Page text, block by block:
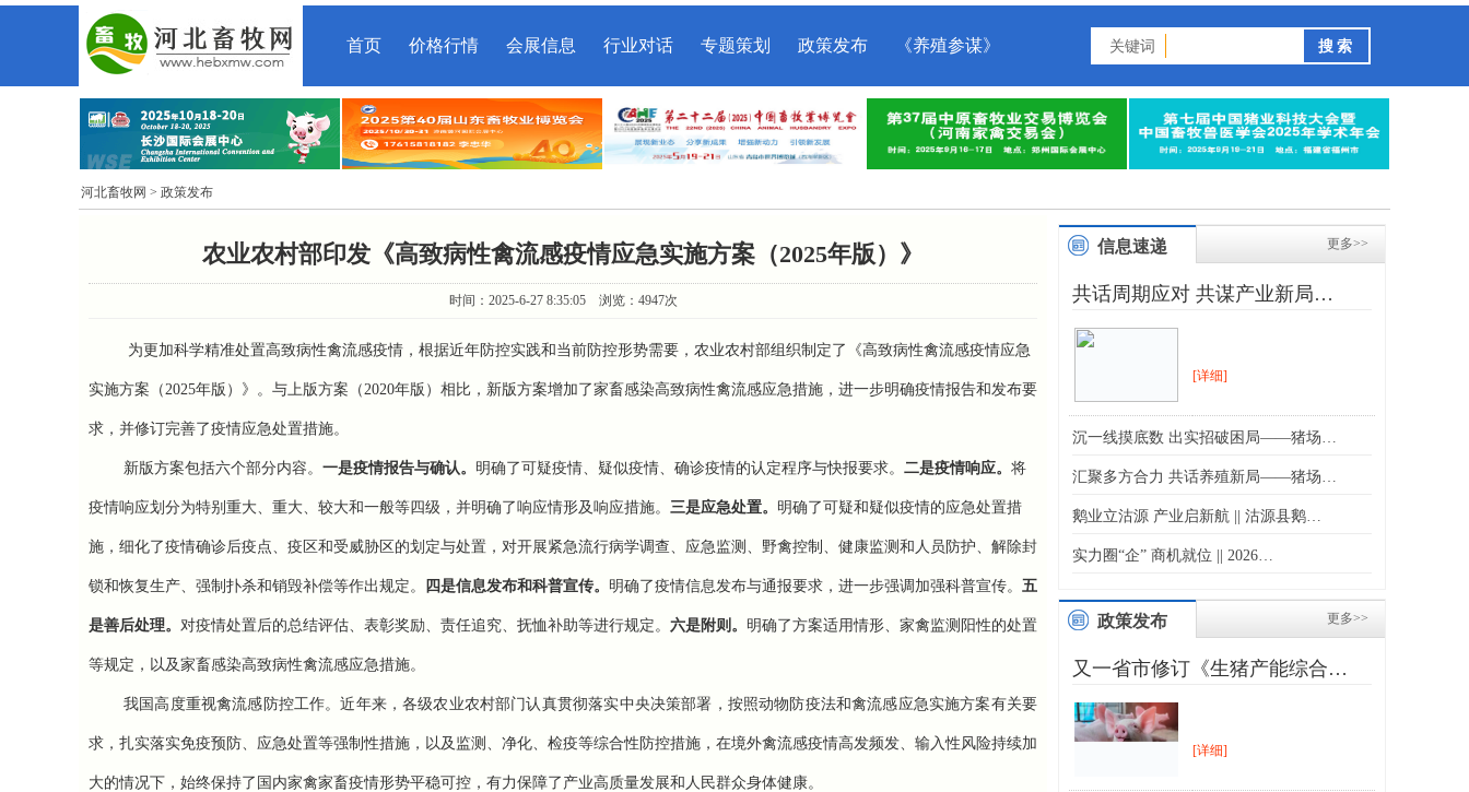
首页 价格行情 会展信息 行业对话 专题策划 政策发布 《养殖参谋》 关键词
河北畜牧网 > 政策发布
农业农村部印发《高致病性禽流感疫情应急实施方案（2025年版）》
时间：2025-6-27 8:35:05 浏览：4947次
为更加科学精准处置高致病性禽流感疫情，根据近年防控实践和当前防控形势需要，农业农村部组织制定了《高致病性禽流感疫情应急
实施方案（2025年版）》。与上版方案（2020年版）相比，新版方案增加了家畜感染高致病性禽流感应急措施，进一步明确疫情报告和发布要
求，并修订完善了疫情应急处置措施。
新版方案包括六个部分内容。 一是疫情报告与确认。 明确了可疑疫情、疑似疫情、确诊疫情的认定程序与快报要求。 二是疫情响应。 将
疫情响应划分为特别重大、重大、较大和一般等四级，并明确了响应情形及响应措施。 三是应急处置。 明确了可疑和疑似疫情的应急处置措
施，细化了疫情确诊后疫点、疫区和受威胁区的划定与处置，对开展紧急流行病学调查、应急监测、野禽控制、健康监测和人员防护、解除封
锁和恢复生产、强制扑杀和销毁补偿等作出规定。 四是信息发布和科普宣传。 明确了疫情信息发布与通报要求，进一步强调加强科普宣传。 五
是善后处理。 对疫情处置后的总结评估、表彰奖励、责任追究、抚恤补助等进行规定。 六是附则。 明确了方案适用情形、家禽监测阳性的处置
等规定，以及家畜感染高致病性禽流感应急措施。
我国高度重视禽流感防控工作。近年来，各级农业农村部门认真贯彻落实中央决策部署，按照动物防疫法和禽流感应急实施方案有关要
求，扎实落实免疫预防、应急处置等强制性措施，以及监测、净化、检疫等综合性防控措施，在境外禽流感疫情高发频发、输入性风险持续加
大的情况下，始终保持了国内家禽家畜疫情形势平稳可控，有力保障了产业高质量发展和人民群众身体健康。
更多>>
信息速递
共话周期应对 共谋产业新局…
[详细]
沉一线摸底数 出实招破困局——猪场…
汇聚多方合力 共话养殖新局——猪场…
鹅业立沽源 产业启新航 || 沽源县鹅…
实力圈“企” 商机就位 || 2026…
更多>>
政策发布
又一省市修订《生猪产能综合…
[详细]